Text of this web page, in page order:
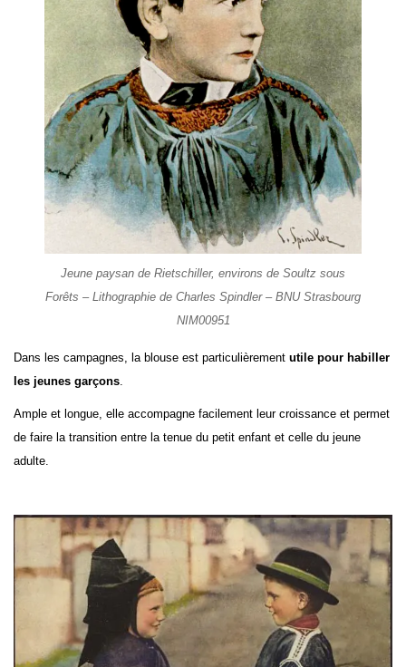
Jeune paysan de Rietschiller, environs de Soultz sous
Forêts – Lithographie de Charles Spindler – BNU Strasbourg
NIM00951
Dans les campagnes, la blouse est particulièrement utile pour habiller
les jeunes garçons
Ample et longue, elle accompagne facilement leur croissance et permet
de faire la transition entre la tenue du petit enfant et celle du jeune
adulte.